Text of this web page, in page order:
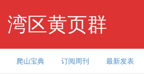
湾区黄页群
爬山宝典 订阅周刊 最新发表